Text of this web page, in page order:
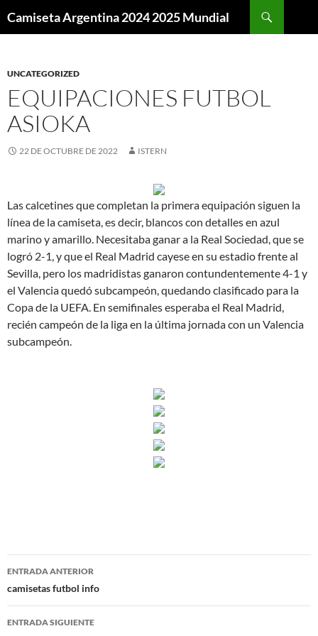
Camiseta Argentina 2024 2025 Mundial
UNCATEGORIZED
EQUIPACIONES FUTBOL
ASIOKA
22 DE OCTUBRE DE 2022 ISTERN
Las calcetines que completan la primera equipación siguen la
línea de la camiseta, es decir, blancos con detalles en azul
marino y amarillo. Necesitaba ganar a la Real Sociedad, que se
logró 2-1, y que el Real Madrid cayese en su estadio frente al
Sevilla, pero los madridistas ganaron contundentemente 4-1 y
el Valencia quedó subcampeón, quedando clasificado para la
Copa de la UEFA. En semifinales esperaba el Real Madrid,
recién campeón de la liga en la última jornada con un Valencia
subcampeón.
Navegación
de
entradas
ENTRADA ANTERIOR
camisetas futbol info
ENTRADA SIGUIENTE